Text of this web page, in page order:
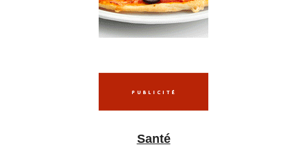
Santé